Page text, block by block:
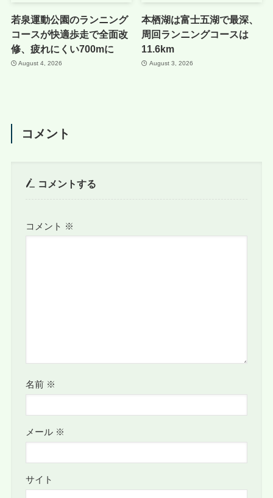
若泉運動公園のランニング
コースが快適歩走で全面改
修、疲れにくい700mに
August 4, 2026
本栖湖は富士五湖で最深、
周回ランニングコースは
11.6km
August 3, 2026
コメント
コメントする
コメント ※
名前 ※
メール ※
サイト